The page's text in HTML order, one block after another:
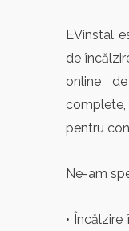
EVinstal
de
online
pentru
Ne-am
•